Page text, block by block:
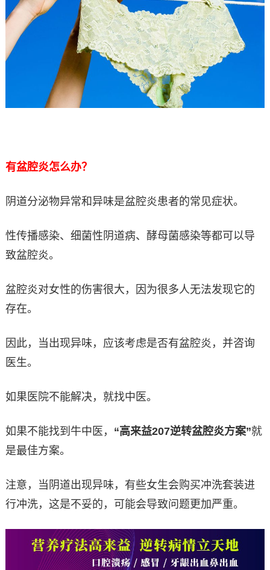
有盆腔炎怎么办？
阴道分泌物异常和异味是盆腔炎患者的常见症状。
性传播感染、细菌性阴道病、酵母菌感染等都可以导
致盆腔炎。
盆腔炎对女性的伤害很大，因为很多人无法发现它的
存在。
因此，当出现异味，应该考虑是否有盆腔炎，并咨询
医生。
如果医院不能解决，就找中医。
如果不能找到牛中医， “高来益207逆转盆腔炎方案”就
是最佳方案。
注意，当阴道出现异味，有些女生会购买冲洗套装进
行冲洗，这是不妥的，可能会导致问题更加严重。